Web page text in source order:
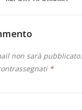
non sarà pubblicato.
*